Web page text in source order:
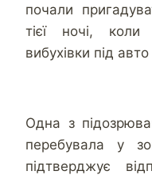
почали
тієї ночі, коли
вибухівки під
Одна з
перебувала у
підтверджує